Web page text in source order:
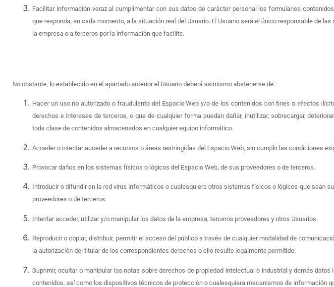
Facilitar información veraz al cumplimentar con sus datos de carácter personal los formularios
que responda, en cada momento, a la situación real del Usuario. El Usuario será el único responsable de
la empresa o a terceros por la información que facilite.
No obstante, lo establecido en el apartado anterior el Usuario deberá asimismo abstenerse de:
Hacer un uso no autorizado o fraudulento del Espacio Web y/o de los contenidos con fines o efectos
derechos e intereses de terceros, o que de cualquier forma puedan dañar, inutilizar, sobrecargar,
toda clase de contenidos almacenados en cualquier equipo informático.
Acceder o intentar acceder a recursos o áreas restringidas del Espacio Web, sin cumplir las condiciones
Provocar daños en los sistemas físicos o lógicos del Espacio Web, de sus proveedores o de terceros.
Introducir o difundir en la red virus informáticos o cualesquiera otros sistemas físicos o lógicos que sean
proveedores o de terceros.
Intentar acceder, utilizar y/o manipular los datos de la empresa, terceros proveedores y otros Usuarios.
Reproducir o copiar, distribuir, permitir el acceso del público a través de cualquier modalidad de
la autorización del titular de los correspondientes derechos o ello resulte legalmente permitido.
Suprimir, ocultar o manipular las notas sobre derechos de propiedad intelectual o industrial y demás
contenidos, así como los dispositivos técnicos de protección o cualesquiera mecanismos de información